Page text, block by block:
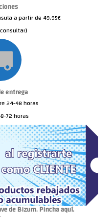
a partir de 49.95€
entrega
24-48 horas
72 horas
de Bizum. Pincha aquí.